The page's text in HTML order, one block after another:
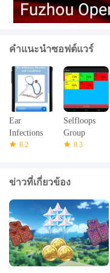
คำแนะนำซอฟต์แวร์
Ear
Infections
Information
8.2
Selfloops
Group
Fitness
8.3
ข่าวที่เกี่ยวข้อง